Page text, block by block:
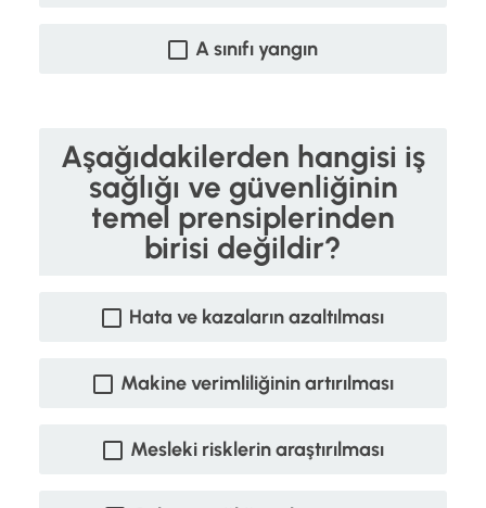
A sınıfı yangın
Aşağıdakilerden hangisi iş
sağlığı ve güvenliğinin
temel prensiplerinden
birisi değildir?
Hata ve kazaların azaltılması
Makine verimliliğinin artırılması
Mesleki risklerin araştırılması